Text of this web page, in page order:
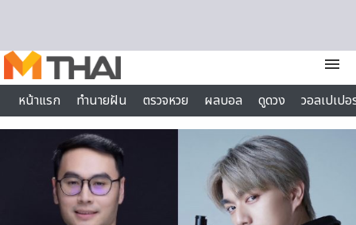
menu
หน้าแรก
ทำนายฝัน ตรวจหวย ผลบอล ดูดวง
วอลเปเป
ไลฟ์สไตล์